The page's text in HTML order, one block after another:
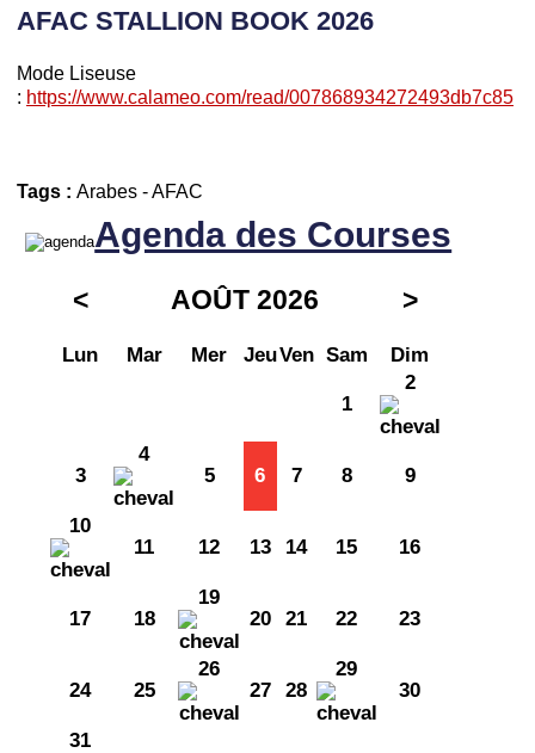
AFAC STALLION BOOK 2026
Mode Liseuse
: https://www.calameo.com/read/007868934272493db7c85
Tags : Arabes -AFAC
Agenda des Courses
< AOÛT 2026 >
Lun Mar Mer JeuVen Sam Dim
1
2
3
4
5
6 7 8 9
10
11
12 13 14 15 16
17 18
19
20
21 22 23
24 25
26
27
28
29
30
31